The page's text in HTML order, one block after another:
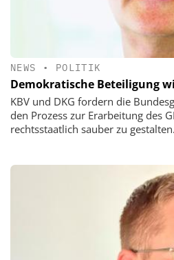
NEWS • POLITIK
Demokratische Beteiligung
KBV und DKG fordern die
den Prozess zur Erarbeitung des
rechtsstaatlich sauber zu gestalten.